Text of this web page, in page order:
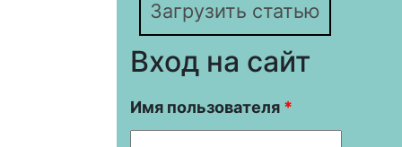
Загрузить статью
Вход на сайт
Имя пользователя *